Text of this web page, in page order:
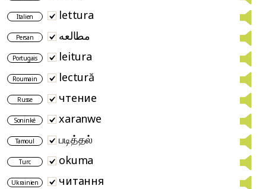
Italien lettura
Persan مطالعه
Portugais leitura
Roumain lectură
Russe чтение
Soninké xaranwe
Tamoul படித்தல்
Turc okuma
Ukrainien читання